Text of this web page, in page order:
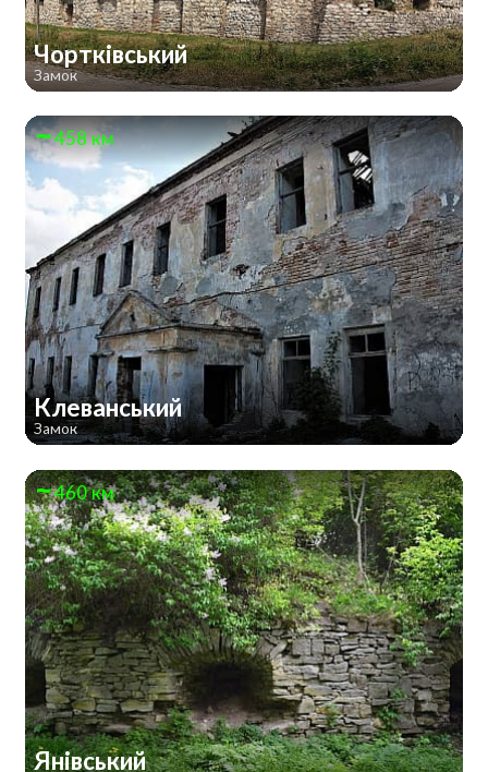
Чортківський
Замок
458 км
Клеванський
Замок
460 км
Янівський